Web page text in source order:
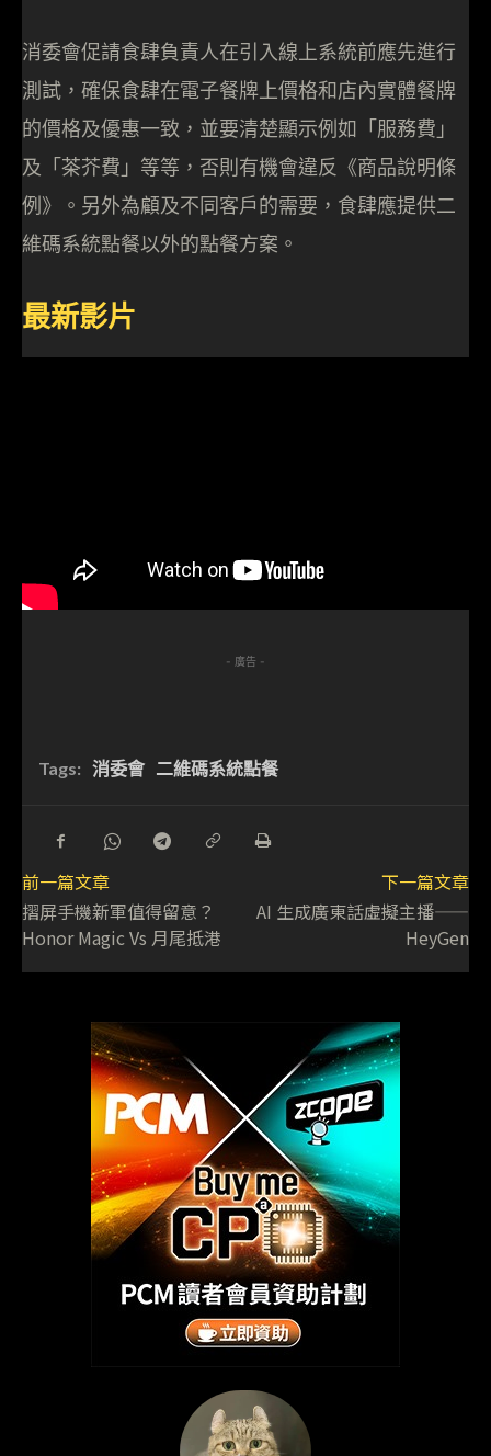
消委會促請食肆負責人在引入線上系統前應先進行
測試，確保食肆在電子餐牌上價格和店內實體餐牌
的價格及優惠一致，並要清楚顯示例如「服務費」
及「茶芥費」等等，否則有機會違反《商品說明條
例》。另外為顧及不同客戶的需要，食肆應提供二
維碼系統點餐以外的點餐方案。
最新影片
- 廣告 -
Tags: 消委會 二維碼系統點餐
前一篇文章
摺屏手機新軍值得留意？
Honor Magic Vs 月尾抵港
下一篇文章
AI 生成廣東話虛擬主播——
HeyGen